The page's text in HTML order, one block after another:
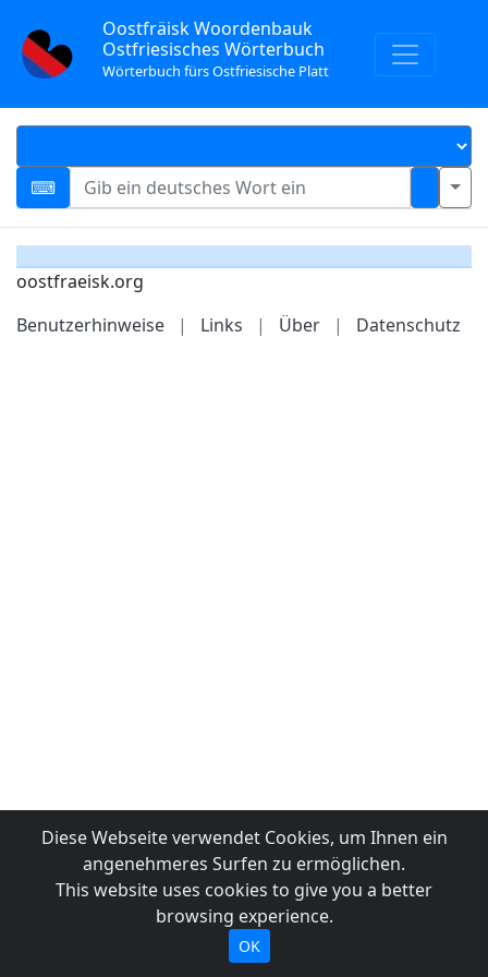
Oostfräisk Woordenbauk
Ostfriesisches Wörterbuch
Wörterbuch fürs Ostfriesische Platt
oostfraeisk.org
Benutzerhinweise
| Links | Über | Datenschutz
Diese Webseite verwendet Cookies, um Ihnen ein
angenehmeres Surfen zu ermöglichen.
This website uses cookies to give you a better
browsing experience.
OK